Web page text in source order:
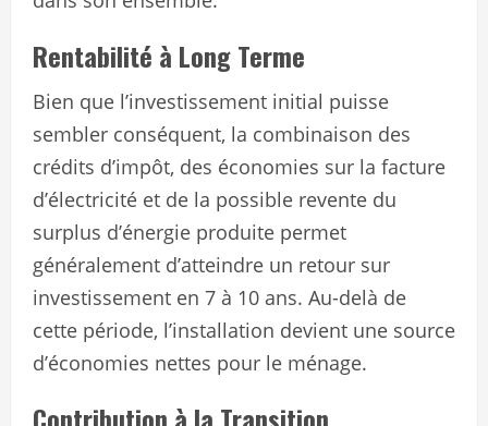
Rentabilité à Long Terme
Bien que l’investissement initial puisse
sembler conséquent, la combinaison des
crédits d’impôt, des économies sur la facture
d’électricité et de la possible revente du
surplus d’énergie produite permet
généralement d’atteindre un retour sur
investissement en 7 à 10 ans. Au-delà de
cette période, l’installation devient une source
d’économies nettes pour le ménage.